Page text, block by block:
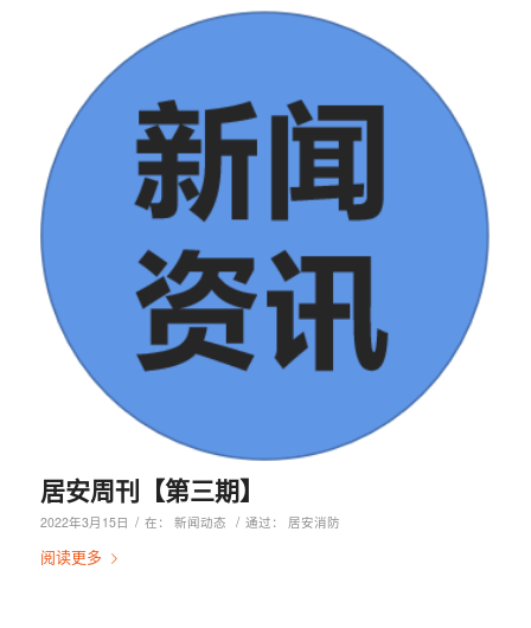
居安周刊【第三期】
2022年3月15日 / 在： 新闻动态 / 通过： 居安消防
阅读更多